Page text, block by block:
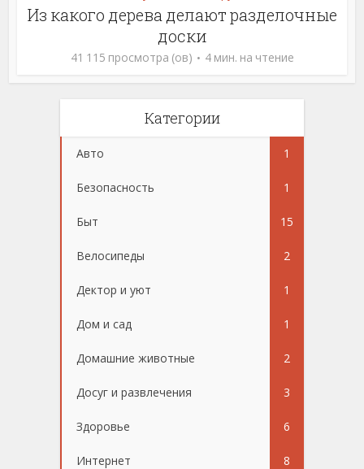
Из какого дерева делают разделочные
доски
41 115 просмотра (ов) 4 мин. на чтение
Категории
Авто 1
Безопасность 1
Быт 15
Велосипеды 2
Дектор и уют 1
Дом и сад 1
Домашние животные 2
Досуг и развлечения 3
Здоровье 6
Интернет 8